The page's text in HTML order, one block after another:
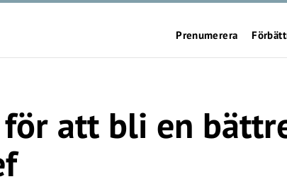
Prenumerera
för att bli en